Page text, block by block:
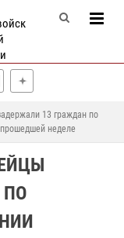
13 граждан по
неделе
ПО